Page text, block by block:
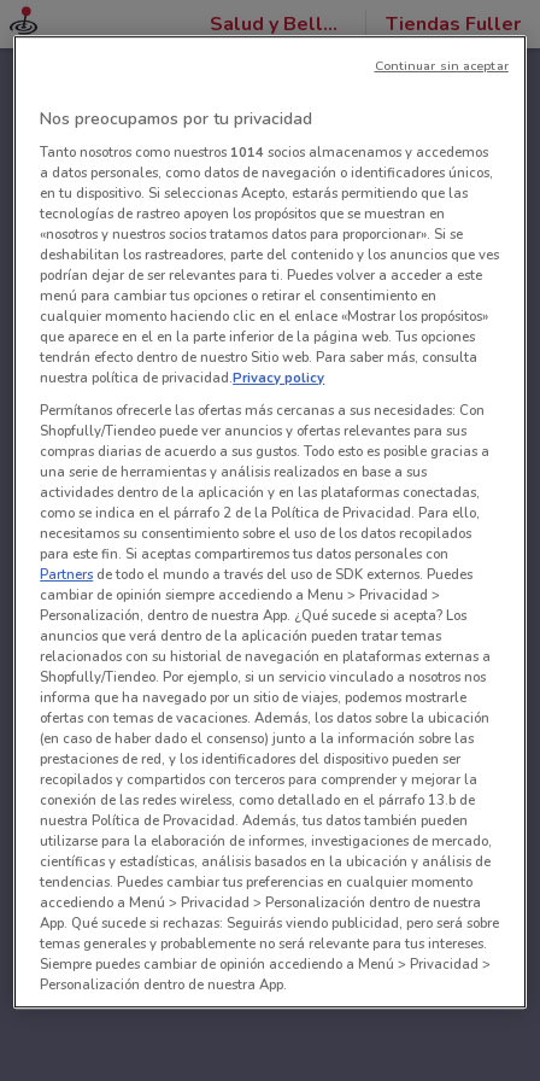
Salud y Belleza Tiendas Fuller
Nos preocupamos por tu privacidad
Tanto nosotros como nuestros 1014socios almacenamos y accedemos
a datos personales, como datos de navegación o identificadores únicos,
en tu dispositivo. Si seleccionas Acepto, estarás permitiendo que las
tecnologías de rastreo apoyen los propósitos que se muestran en
«nosotros y nuestros socios tratamos datos para proporcionar». Si se
deshabilitan los rastreadores, parte del contenido y los anuncios que ves
podrían dejar de ser relevantes para ti. Puedes volver a acceder a este
menú para cambiar tus opciones o retirar el consentimiento en
cualquier momento haciendo clic en el enlace «Mostrar los propósitos»
que aparece en el en la parte inferior de la página web. Tus opciones
tendrán efecto dentro de nuestro Sitio web. Para saber más, consulta
nuestra política de privacidad.Privacy policy
Permítanos ofrecerle las ofertas más cercanas a sus necesidades: Con
Shopfully/Tiendeo puede ver anuncios y ofertas relevantes para sus
compras diarias de acuerdo a sus gustos. Todo esto es posible gracias a
una serie de herramientas y análisis realizados en base a sus
actividades dentro de la aplicación y en las plataformas conectadas,
como se indica en el párrafo 2 de la Política de Privacidad. Para ello,
necesitamos su consentimiento sobre el uso de los datos recopilados
para este fin. Si aceptas compartiremos tus datos personales con
Partners de todo el mundo a través del uso de SDK externos. Puedes
cambiar de opinión siempre accediendo a Menu > Privacidad >
Personalización, dentro de nuestra App. ¿Qué sucede si acepta? Los
anuncios que verá dentro de la aplicación pueden tratar temas
relacionados con su historial de navegación en plataformas externas a
Shopfully/Tiendeo. Por ejemplo, si un servicio vinculado a nosotros nos
informa que ha navegado por un sitio de viajes, podemos mostrarle
ofertas con temas de vacaciones. Además, los datos sobre la ubicación
(en caso de haber dado el consenso) junto a la información sobre las
prestaciones de red, y los identificadores del dispositivo pueden ser
recopilados y compartidos con terceros para comprender y mejorar la
conexión de las redes wireless, como detallado en el párrafo 13.b de
nuestra Política de Provacidad. Además, tus datos también pueden
utilizarse para la elaboración de informes, investigaciones de mercado,
científicas y estadísticas, análisis basados en la ubicación y análisis de
tendencias. Puedes cambiar tus preferencias en cualquier momento
accediendo a Menú > Privacidad > Personalización dentro de nuestra
App. Qué sucede si rechazas: Seguirás viendo publicidad, pero será sobre
temas generales y probablemente no será relevante para tus intereses.
Siempre puedes cambiar de opinión accediendo a Menú > Privacidad >
Personalización dentro de nuestra App.
Continuar sin aceptar